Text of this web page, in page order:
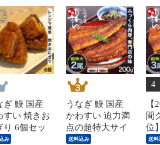
ぎ 鰻 国産
すい 焼きお
り 6個セッ
料無料 ウナ
み
うなぎ 鰻 国産
かわすい 迫力満
点の超特大サイ
ズ 200g×2尾 送料
送料込み
4
間
位
国
送料